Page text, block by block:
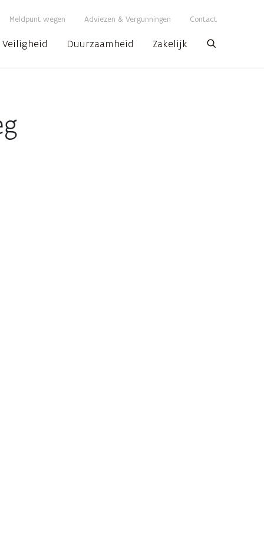
Meldpunt wegen Adviezen & Vergunningen Contact
Veiligheid Duurzaamheid Zakelijk